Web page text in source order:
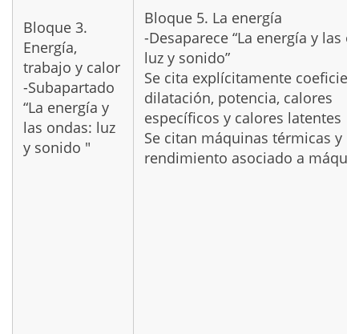
Bloque 3.
Energía,
trabajo y calor
-Subapartado
“La energía y
las ondas: luz
y sonido "
Bloque 5. La energía
-Desaparece “La energía y las
luz y sonido”
Se cita explícitamente
dilatación, potencia, calores
específicos y calores latentes
Se citan máquinas térmicas y
rendimiento asociado a